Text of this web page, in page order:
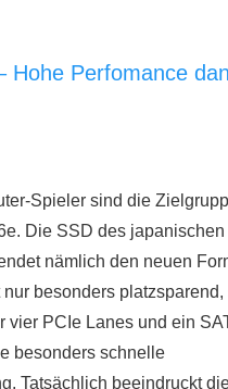
Hohe Perfomance
Spieler sind die
Die SSD des japanischen
nämlich den neuen
nur besonders platzsparend,
vier PCIe Lanes und ein
besonders schnelle
Tatsächlich beeindruckt